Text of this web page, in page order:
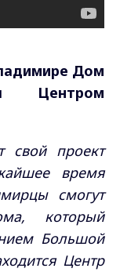
Дом
Центром
свой проект
время
смогут
который
Большой
Центр